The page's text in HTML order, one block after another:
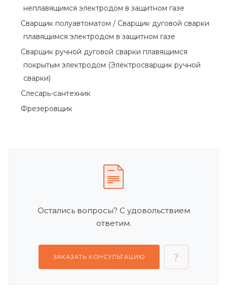
неплавящимся электродом в защитном газе
Сварщик полуавтоматом / Сварщик дуговой сварки
плавящимся электродом в защитном газе
Сварщик ручной дуговой сварки плавящимся
покрытым электродом (Электросварщик ручной
сварки)
Слесарь-сантехник
Фрезеровщик
Остались вопросы? С удовольствием
ответим.
ЗАКАЗАТЬ КОНСУЛЬТАЦИЮ